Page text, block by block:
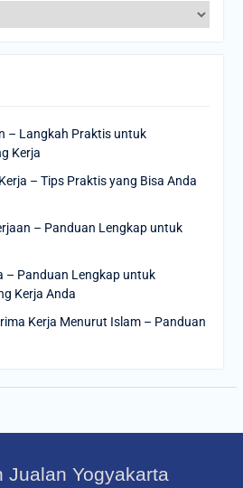
– Langkah Praktis untuk
Kerja
– Tips Praktis yang Bisa Anda
– Panduan Lengkap untuk
– Panduan Lengkap untuk
Kerja Anda
Kerja Menurut Islam – Panduan
Jualan Yogyakarta